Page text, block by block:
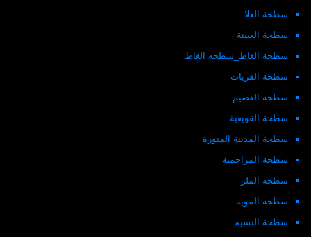
سطحة العلا
سطحة العيينة
سطحة الغاط_سطحه الغاط
سطحة القريات
سطحة القصيم
سطحة القويعية
سطحة المدينة المنورة
سطحة المزاحمية
سطحة الملز
سطحة المويه
سطحة النسيم